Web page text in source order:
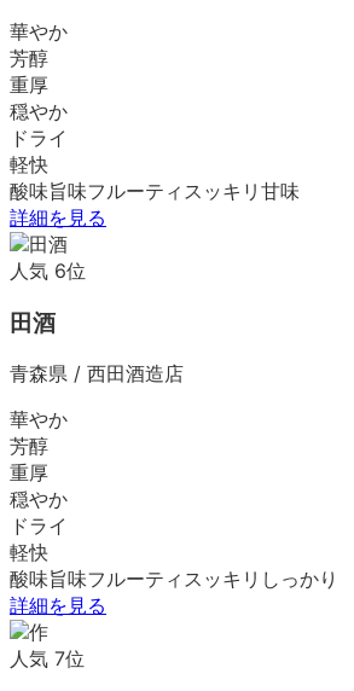
華やか
芳醇
重厚
穏やか
ドライ
軽快
酸味旨味フルーティ スッキリ 甘味
詳細を見る
人気 6位
田酒
青森県 / 西田酒造店
華やか
芳醇
重厚
穏やか
ドライ
軽快
酸味旨味フルーティ スッキリ しっかり
詳細を見る
人気 7位